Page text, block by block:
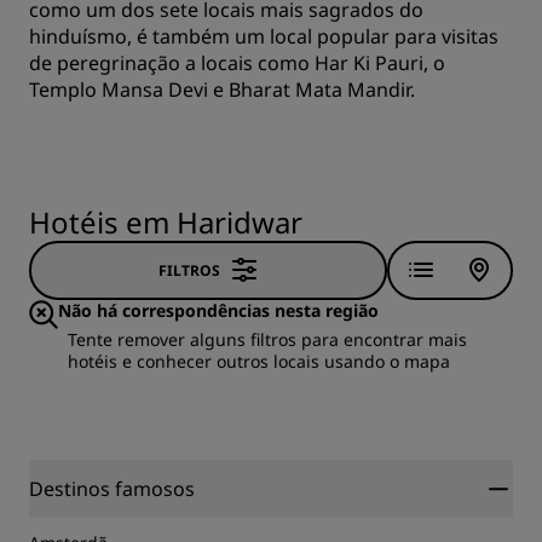
como um dos sete locais mais sagrados do
hinduísmo, é também um local popular para visitas
de peregrinação a locais como Har Ki Pauri, o
Templo Mansa Devi e Bharat Mata Mandir.
Hotéis em Haridwar
FILTROS
Não há correspondências nesta região
Tente remover alguns filtros para encontrar mais
hotéis e conhecer outros locais usando o mapa
Destinos famosos